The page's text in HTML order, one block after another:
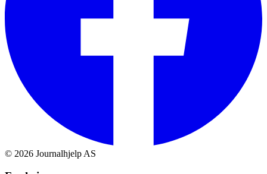
© 2026 Journalhjelp AS